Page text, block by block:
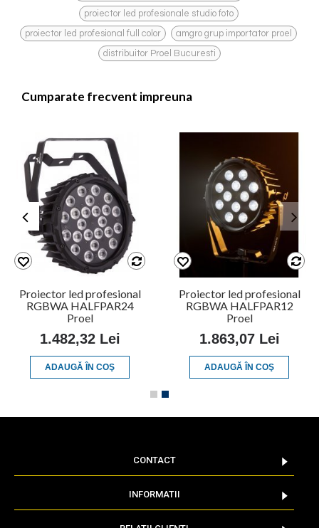
proiector led profesionale studio foto ,
proiector led profesional full color amgro grup importator proel
distribuitor Proel Bucuresti
Cumparate frecvent impreuna
Proiector led profesional
RGBWA HALFPAR24
Proel
1.482,32 Lei
ADAUGĂ ÎN COŞ
Proiector led profesional
RGBWA HALFPAR12
Proel
1.863,07 Lei
ADAUGĂ ÎN COŞ
CONTACT
INFORMATII